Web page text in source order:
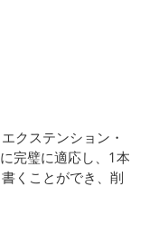
クステンション・
完璧に適応し、1本
くことができ、削